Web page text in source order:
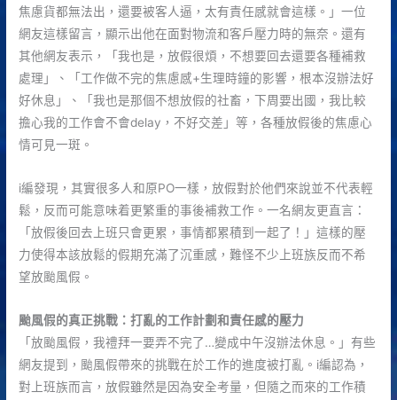
焦慮貨都無法出，還要被客人逼，太有責任感就會這樣。」一位
網友這樣留言，顯示出他在面對物流和客戶壓力時的無奈。還有
其他網友表示，「我也是，放假很煩，不想要回去還要各種補救
處理」、「工作做不完的焦慮感+生理時鐘的影響，根本沒辦法好
好休息」、「我也是那個不想放假的社畜，下周要出國，我比較
擔心我的工作會不會delay，不好交差」等，各種放假後的焦慮心
情可見一斑。
i編發現，其實很多人和原PO一樣，放假對於他們來說並不代表輕
鬆，反而可能意味着更繁重的事後補救工作。一名網友更直言：
「放假後回去上班只會更累，事情都累積到一起了！」這樣的壓
力使得本該放鬆的假期充滿了沉重感，難怪不少上班族反而不希
望放颱風假。
颱風假的真正挑戰：打亂的工作計劃和責任感的壓力
「放颱風假，我禮拜一要弄不完了…變成中午沒辦法休息。」有些
網友提到，颱風假帶來的挑戰在於工作的進度被打亂。i編認為，
對上班族而言，放假雖然是因為安全考量，但隨之而來的工作積